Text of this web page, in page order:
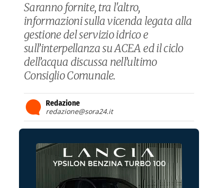
Saranno fornite, tra l'altro,
informazioni sulla vicenda legata alla
gestione del servizio idrico e
sull’interpellanza su ACEA ed il ciclo
dell’acqua discussa nell’ultimo
Consiglio Comunale.
Redazione
redazione@sora24.it